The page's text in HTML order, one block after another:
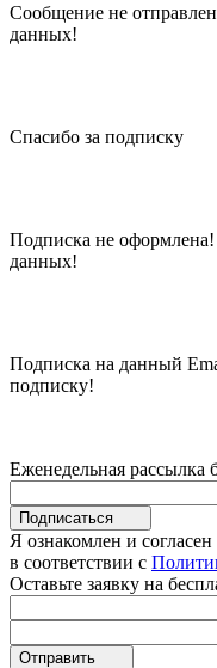
Сообщение не
данных!
Спасибо за подписку
Подписка не оформлена!
данных!
Подписка на данный
подписку!
Еженедельная рассылка
Подписаться
Я ознакомлен и
в соответствии с
Оставьте заявку на
Отправить